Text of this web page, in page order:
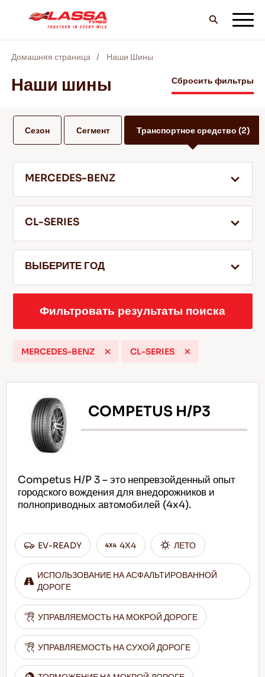
ВCE шины LASSA
БЛОГ И ВИДЕО
ОБСЛУЖИВАНИЕ И ПОМОЩЬ
Советы по вождению по снегу
Подробнее
Домашняя страница Наши Шины
Наши шины Сбросить фильтры
Сезон Сегмент Транспортное средство (2)
MERCEDES-BENZ
CL-SERIES
ВЫБЕРИТЕ ГОД
Фильтровать результаты поиска
MERCEDES-BENZ CL-SERIES
COMPETUS H/P3
Competus H/P 3 – это непревзойденный опыт
городского вождения для внедорожников и
полноприводных автомобилей (4x4).
EV-READY 4X4 ЛЕТО
ИСПОЛЬЗОВАНИЕ НА АСФАЛЬТИРОВАННОЙ
ДОРОГЕ
УПРАВЛЯЕМОСТЬ НА МОКРОЙ ДОРОГЕ
УПРАВЛЯЕМОСТЬ НА СУХОЙ ДОРОГЕ